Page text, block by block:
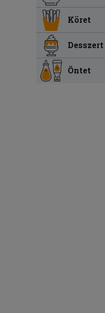
Köret
Desszert
Öntet